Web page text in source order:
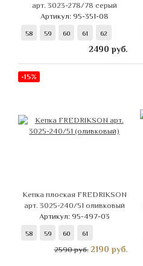
арт. 3023-278/78 серый
Артикул: 95-351-08
58 59 60 61 62
2490 руб.
-15%
Кепка плоская FREDRIKSON
арт. 3025-240/51 оливковый
Артикул: 95-497-03
58 59 60 61
2590 руб. 2190 руб.